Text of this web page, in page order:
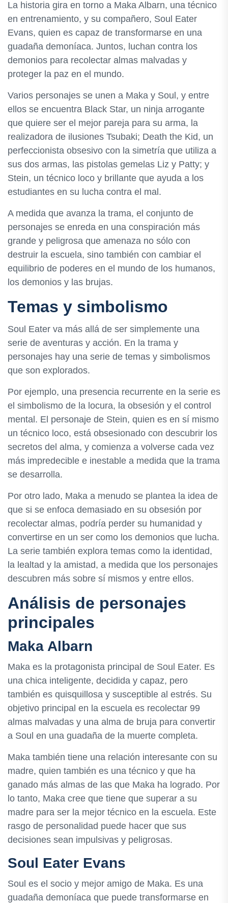
La historia gira en torno a Maka Albarn, una técnico
en entrenamiento, y su compañero, Soul Eater
Evans, quien es capaz de transformarse en una
guadaña demoníaca. Juntos, luchan contra los
demonios para recolectar almas malvadas y
proteger la paz en el mundo.
Varios personajes se unen a Maka y Soul, y entre
ellos se encuentra Black Star, un ninja arrogante
que quiere ser el mejor pareja para su arma, la
realizadora de ilusiones Tsubaki; Death the Kid, un
perfeccionista obsesivo con la simetría que utiliza a
sus dos armas, las pistolas gemelas Liz y Patty; y
Stein, un técnico loco y brillante que ayuda a los
estudiantes en su lucha contra el mal.
A medida que avanza la trama, el conjunto de
personajes se enreda en una conspiración más
grande y peligrosa que amenaza no sólo con
destruir la escuela, sino también con cambiar el
equilibrio de poderes en el mundo de los humanos,
los demonios y las brujas.
Temas y simbolismo
Soul Eater va más allá de ser simplemente una
serie de aventuras y acción. En la trama y
personajes hay una serie de temas y simbolismos
que son explorados.
Por ejemplo, una presencia recurrente en la serie es
el simbolismo de la locura, la obsesión y el control
mental. El personaje de Stein, quien es en sí mismo
un técnico loco, está obsesionado con descubrir los
secretos del alma, y comienza a volverse cada vez
más impredecible e inestable a medida que la trama
se desarrolla.
Por otro lado, Maka a menudo se plantea la idea de
que si se enfoca demasiado en su obsesión por
recolectar almas, podría perder su humanidad y
convertirse en un ser como los demonios que lucha.
La serie también explora temas como la identidad,
la lealtad y la amistad, a medida que los personajes
descubren más sobre sí mismos y entre ellos.
Análisis de personajes
principales
Maka Albarn
Maka es la protagonista principal de Soul Eater. Es
una chica inteligente, decidida y capaz, pero
también es quisquillosa y susceptible al estrés. Su
objetivo principal en la escuela es recolectar 99
almas malvadas y una alma de bruja para convertir
a Soul en una guadaña de la muerte completa.
Maka también tiene una relación interesante con su
madre, quien también es una técnico y que ha
ganado más almas de las que Maka ha logrado. Por
lo tanto, Maka cree que tiene que superar a su
madre para ser la mejor técnico en la escuela. Este
rasgo de personalidad puede hacer que sus
decisiones sean impulsivas y peligrosas.
Soul Eater Evans
Soul es el socio y mejor amigo de Maka. Es una
guadaña demoníaca que puede transformarse en